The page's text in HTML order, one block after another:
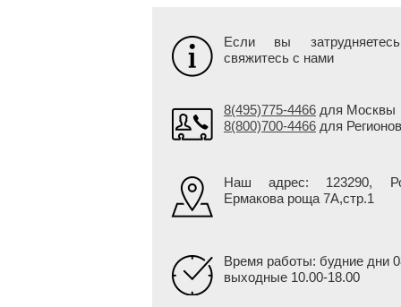
Если вы
свяжитесь с нами
8(495)775-4466 для Москвы
8(800)700-4466 для Регионов
Наш адрес: 123290,
Ермакова роща 7А,стр.1
Время работы: будние дни
выходные 10.00-18.00